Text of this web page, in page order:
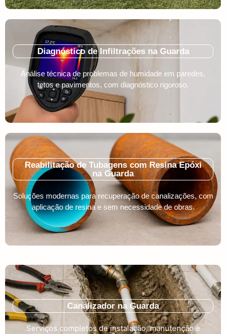
Diagnóstico de Infiltrações na Guarda
Análise técnica de problemas de humidade em paredes,
tetos e pavimentos, com diagnóstico rigoroso.
Reabilitação de Tubagens com Resina Epóxi
na Guarda
Soluções modernas para recuperação de canalizações, com
aplicação de resina e sem necessidade de obras.
Canalizador na Guarda
Serviços completos de instalação, manutenção e